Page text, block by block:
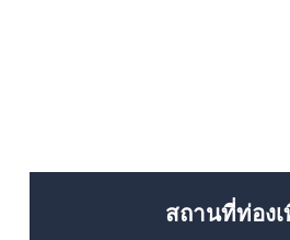
สถานที่ท่องเ